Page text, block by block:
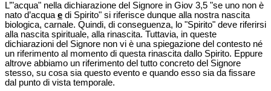
L’"acqua" nella dichiarazione del Signore in Giov 3,5 "se uno non è
nato d’acquae di Spirito" si riferisce dunque alla nostra nascita
biologica, carnale. Quindi, di conseguenza, lo "Spirito" deve riferirsi
alla nascita spirituale, alla rinascita. Tuttavia, in queste
dichiarazioni del Signore non vi è una spiegazione del contesto né
un riferimento al momento di questa rinascita dallo Spirito. Eppure
altrove abbiamo un riferimento del tutto concreto del Signore
stesso, su cosa sia questo evento e quando esso sia da fissare
dal punto di vista temporale.